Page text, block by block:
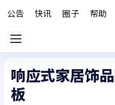
公告 快讯 圈子 帮助
响应式家居饰
板